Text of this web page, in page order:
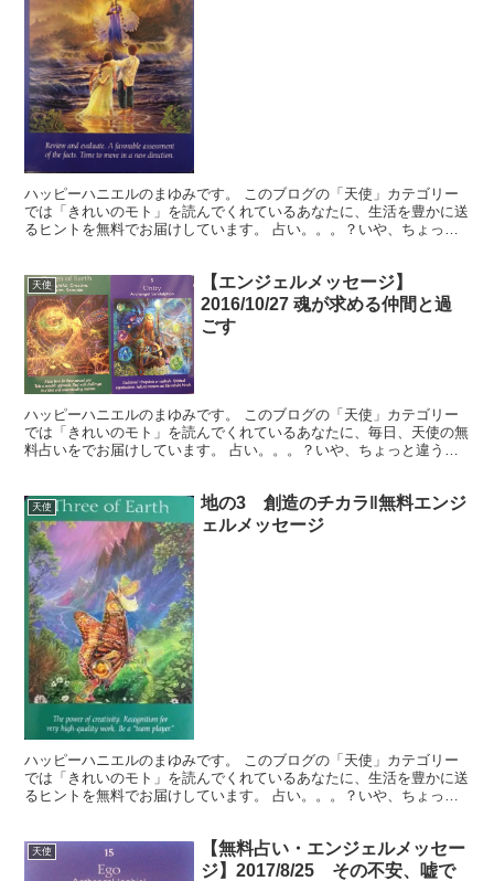
ハッピーハニエルのまゆみです。 このブログの「天使」カテゴリー
では「きれいのモト」を読んでくれているあなたに、生活を豊かに送
るヒントを無料でお届けしています。 占い。。。？いや、ちょっと
天使
【エンジェルメッセージ】
2016/10/27 魂が求める仲間と過
ごす
ハッピーハニエルのまゆみです。 このブログの「天使」カテゴリー
では「きれいのモト」を読んでくれているあなたに、毎日、天使の無
料占いをでお届けしています。 占い。。。？いや、ちょっと違うか
天使
地の3 創造のチカラ‖無料エンジ
ェルメッセージ
ハッピーハニエルのまゆみです。 このブログの「天使」カテゴリー
では「きれいのモト」を読んでくれているあなたに、生活を豊かに送
るヒントを無料でお届けしています。 占い。。。？いや、ちょっと
天使
【無料占い・エンジェルメッセー
ジ】2017/8/25 その不安、嘘で